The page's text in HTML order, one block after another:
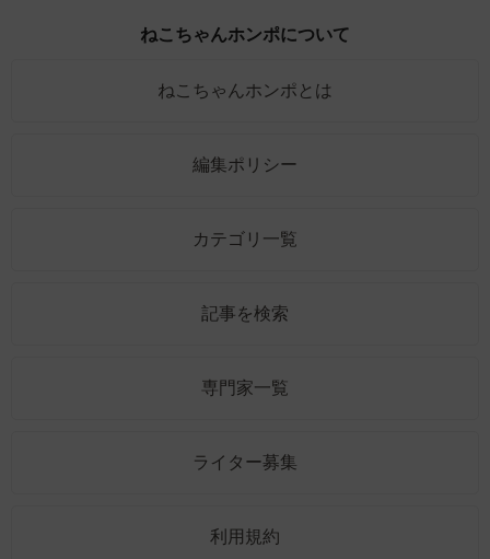
ねこちゃんホンポについて
ねこちゃんホンポとは
編集ポリシー
カテゴリ一覧
記事を検索
専門家一覧
ライター募集
利用規約